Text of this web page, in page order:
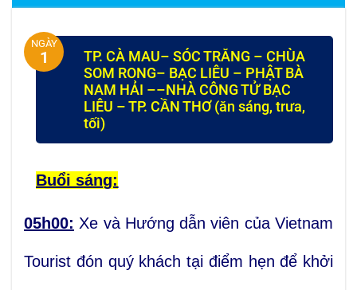
NGÀY
1
TP. CÀ MAU– SÓC TRĂNG – CHÙA
SOM RONG– BẠC LIÊU – PHẬT BÀ
NAM HẢI ––NHÀ CÔNG TỬ BẠC
LIÊU – TP. CẦN THƠ (ăn sáng, trưa,
tối)
Buổi sáng:
05h00: Xe và Hướng dẫn viên của Vietnam
Tourist đón quý khách tại điểm hẹn để khởi